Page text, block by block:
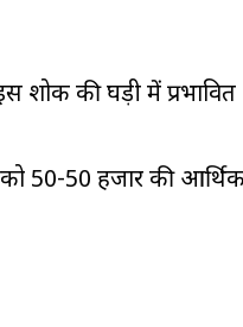
शोक की घड़ी में प्रभावित
₹50-50 हजार की